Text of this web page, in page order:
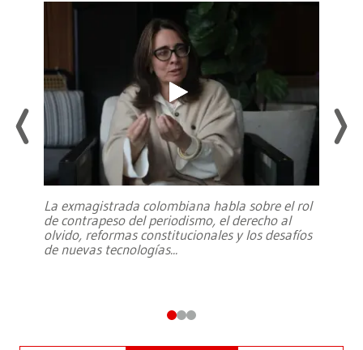
La exmagistrada colombiana habla sobre el rol
de contrapeso del periodismo, el derecho al
olvido, reformas constitucionales y los desafíos
de nuevas tecnologías...